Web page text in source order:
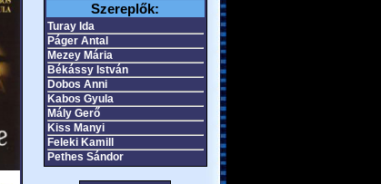
Szereplők:
Turay Ida
Páger Antal
Mezey Mária
Békássy István
Dobos Anni
Kabos Gyula
Mály Gerő
Kiss Manyi
Feleki Kamill
Pethes Sándor